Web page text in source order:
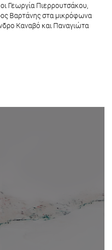
Γεωργία Πιερρουτσάκου,
Βαρτάνης στα μικρόφωνα
Καναβό και Παναγιώτα